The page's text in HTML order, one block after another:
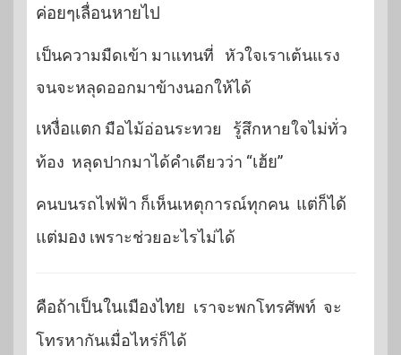
ค่อยๆเลื่อนหายไป
เป็นความมืดเข้า มาแทนที่ หัวใจเราเต้นแรง
จนจะหลุดออกมาข้างนอกให้ได้
เหงื่อแตก มือไม้อ่อนระทวย รู้สึกหายใจไม่ทั่ว
ท้อง หลุดปากมาได้คำเดียวว่า “เฮ้ย”
คนบนรถไฟฟ้า ก็เห็นเหตุการณ์ทุกคน แต่ก็ได้
แต่มอง เพราะช่วยอะไรไม่ได้
คือถ้าเป็นในเมืองไทย เราจะพกโทรศัพท์ จะ
โทรหากันเมื่อไหร่ก็ได้